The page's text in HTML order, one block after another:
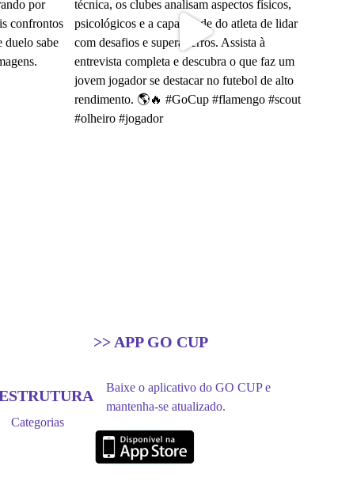
Categorias
>> APP GO CUP
Baixe o aplicativo do GO CUP e
mantenha-se atualizado.